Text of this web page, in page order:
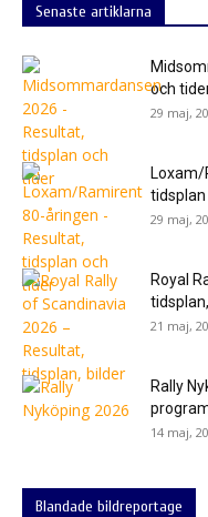
Senaste artiklarna
och
29 maj,
Loxam/
29 maj,
Royal
21 maj,
Rally
14 maj,
Blandade bildreportage